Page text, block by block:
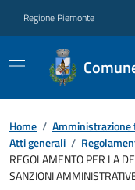
Regione Piemonte
Home /
Atti generali /
REGOLAMENTO PER LA
SANZIONI